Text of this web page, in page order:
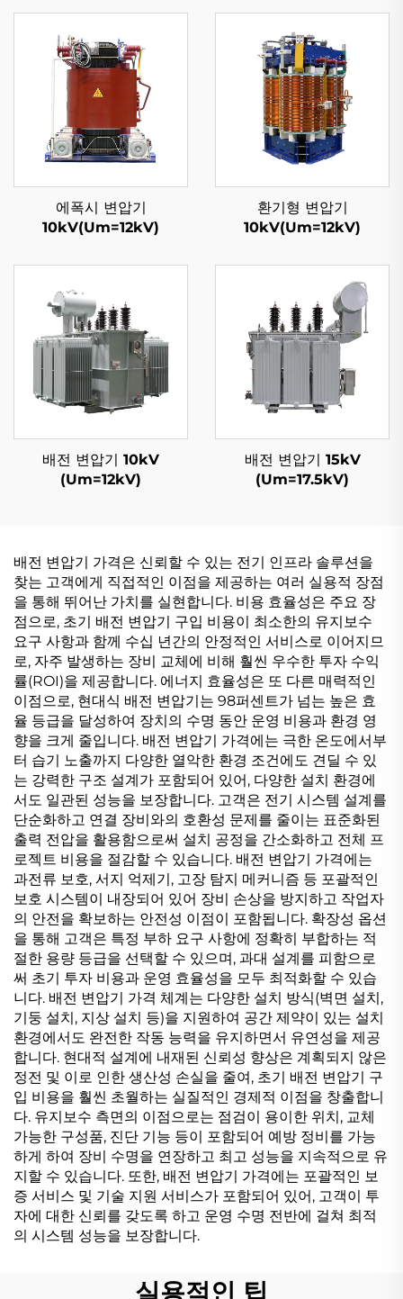
에폭시 변압기
10kV(Um=12kV)
환기형 변압기
10kV(Um=12kV)
배전 변압기 10kV
(Um=12kV)
배전 변압기 15kV
(Um=17.5kV)
배전 변압기 가격은 신뢰할 수 있는 전기 인프라 솔루션을
찾는 고객에게 직접적인 이점을 제공하는 여러 실용적 장점
을 통해 뛰어난 가치를 실현합니다. 비용 효율성은 주요 장
점으로, 초기 배전 변압기 구입 비용이 최소한의 유지보수
요구 사항과 함께 수십 년간의 안정적인 서비스로 이어지므
로, 자주 발생하는 장비 교체에 비해 훨씬 우수한 투자 수익
률(ROI)을 제공합니다. 에너지 효율성은 또 다른 매력적인
이점으로, 현대식 배전 변압기는 98퍼센트가 넘는 높은 효
율 등급을 달성하여 장치의 수명 동안 운영 비용과 환경 영
향을 크게 줄입니다. 배전 변압기 가격에는 극한 온도에서부
터 습기 노출까지 다양한 열악한 환경 조건에도 견딜 수 있
는 강력한 구조 설계가 포함되어 있어, 다양한 설치 환경에
서도 일관된 성능을 보장합니다. 고객은 전기 시스템 설계를
단순화하고 연결 장비와의 호환성 문제를 줄이는 표준화된
출력 전압을 활용함으로써 설치 공정을 간소화하고 전체 프
로젝트 비용을 절감할 수 있습니다. 배전 변압기 가격에는
과전류 보호, 서지 억제기, 고장 탐지 메커니즘 등 포괄적인
보호 시스템이 내장되어 있어 장비 손상을 방지하고 작업자
의 안전을 확보하는 안전성 이점이 포함됩니다. 확장성 옵션
을 통해 고객은 특정 부하 요구 사항에 정확히 부합하는 적
절한 용량 등급을 선택할 수 있으며, 과대 설계를 피함으로
써 초기 투자 비용과 운영 효율성을 모두 최적화할 수 있습
니다. 배전 변압기 가격 체계는 다양한 설치 방식(벽면 설치,
기둥 설치, 지상 설치 등)을 지원하여 공간 제약이 있는 설치
환경에서도 완전한 작동 능력을 유지하면서 유연성을 제공
합니다. 현대적 설계에 내재된 신뢰성 향상은 계획되지 않은
정전 및 이로 인한 생산성 손실을 줄여, 초기 배전 변압기 구
입 비용을 훨씬 초월하는 실질적인 경제적 이점을 창출합니
다. 유지보수 측면의 이점으로는 점검이 용이한 위치, 교체
가능한 구성품, 진단 기능 등이 포함되어 예방 정비를 가능
하게 하여 장비 수명을 연장하고 최고 성능을 지속적으로 유
지할 수 있습니다. 또한, 배전 변압기 가격에는 포괄적인 보
증 서비스 및 기술 지원 서비스가 포함되어 있어, 고객이 투
자에 대한 신뢰를 갖도록 하고 운영 수명 전반에 걸쳐 최적
의 시스템 성능을 보장합니다.
실용적인 팁